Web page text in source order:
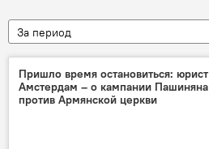
За период
Пришло время остановиться: юрист
Амстердам – о кампании Пашиняна
против Армянской церкви